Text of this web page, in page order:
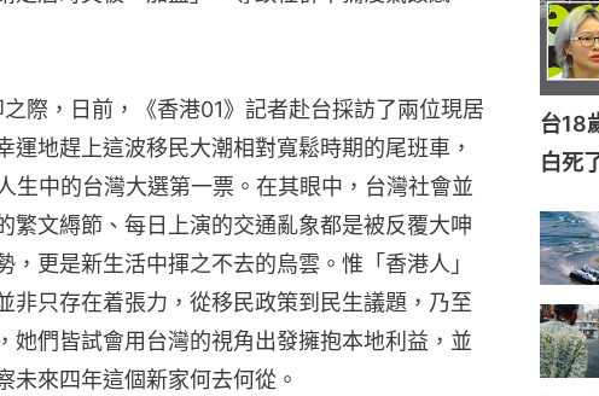
際，日前，《香港01》記者赴台採訪了兩位現居
運地趕上這波移民大潮相對寬鬆時期的尾班車，
生中的台灣大選第一票。在其眼中，台灣社會並
繁文縟節、每日上演的交通亂象都是被反覆大呻
，更是新生活中揮之不去的烏雲。惟「香港人」
非只存在着張力，從移民政策到民生議題，乃至
她們皆試會用台灣的視角出發擁抱本地利益，並
未來四年這個新家何去何從。
台18
白死